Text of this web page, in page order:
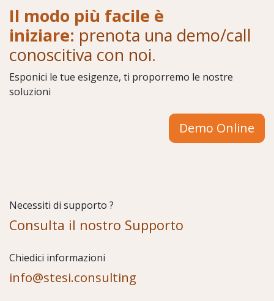
Il modo più facile è
iniziare: prenota una demo/call
conoscitiva con noi.
Esponici le tue esigenze, ti proporremo le nostre
soluzioni
Demo Online
Necessiti di supporto ?
Consulta il nostro Supporto
Chiedici informazioni
info@stesi.consulting